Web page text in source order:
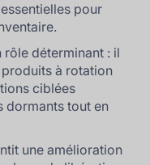
pour
déterminant : il
à rotation
ciblées
dormants tout en
une amélioration